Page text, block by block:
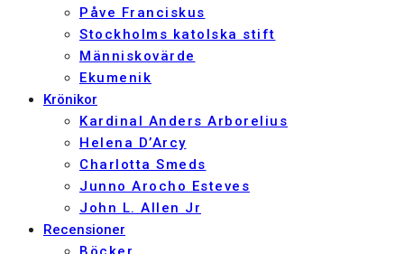
Påve Franciskus
Stockholms katolska stift
Människovärde
Ekumenik
Krönikor
Kardinal Anders Arborelius
Helena D’Arcy
Charlotta Smeds
Junno Arocho Esteves
John L. Allen Jr
Recensioner